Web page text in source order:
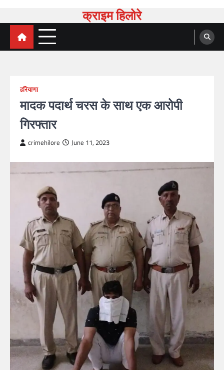
क्राइम हिलोरे
हरियाणा
मादक पदार्थ चरस के साथ एक आरोपी
गिरफ्तार
crimehilore June 11, 2023